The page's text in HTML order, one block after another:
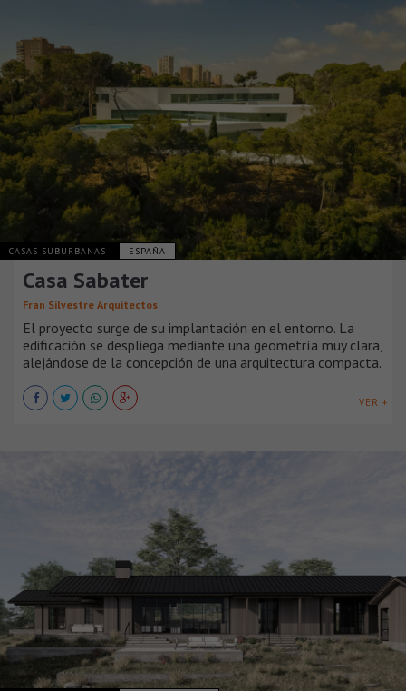
CASAS SUBURBANAS ESPAÑA
Casa Sabater
Fran Silvestre Arquitectos
El proyecto surge de su implantación en el entorno. La
edificación se despliega mediante una geometría muy clara,
alejándose de la concepción de una arquitectura compacta.
VER +